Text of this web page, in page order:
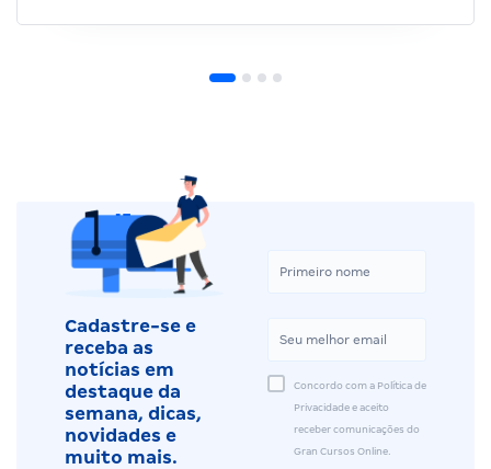
Cadastre-se e
receba as
notícias em
destaque da
semana, dicas,
novidades e
muito mais.
Concordo com a Política de
Privacidade e aceito
receber comunicações do
Gran Cursos Online.